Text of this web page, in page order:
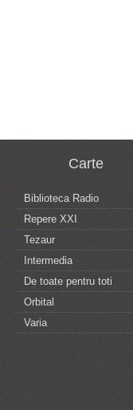
Carte
Biblioteca Radio
Repere XXI
Tezaur
Intermedia
De toate pentru toti
Orbital
Varia